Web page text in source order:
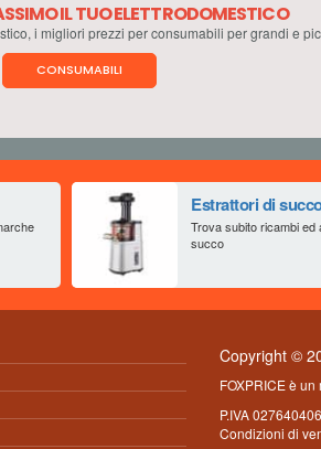
IL TUO ELETTRODOMESTICO
i migliori prezzi per consumabili per grandi e
CONSUMABILI
Estrattori di
Trova subito ricambi
succo
Copyright ©
FOXPRICE è un
P.IVA
Condizioni di